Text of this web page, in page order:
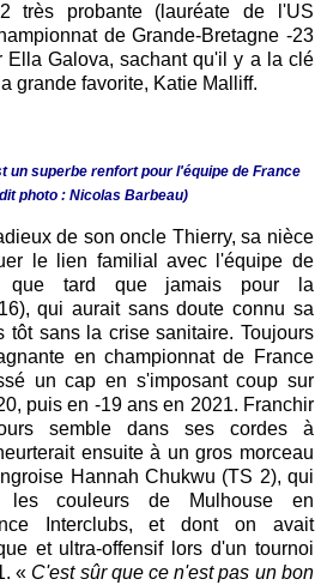
très probante (lauréate de l'US
de Grande-Bretagne -23
Ella Galova, sachant qu'il y a la clé
grande favorite, Katie Malliff.
un superbe renfort pour l'équipe de France
photo : Nicolas Barbeau)
de son oncle Thierry, sa nièce
le lien familial avec l'équipe de
que tard que jamais pour la
qui aurait sans doute connu sa
tôt sans la crise sanitaire. Toujours
en championnat de France
un cap en s'imposant coup sur
puis en -19 ans en 2021. Franchir
semble dans ses cordes à
ensuite à un gros morceau
Hannah Chukwu (TS 2), qui
les couleurs de Mulhouse en
Interclubs, et dont on avait
et ultra-offensif lors d'un tournoi
« C'est sûr que ce n'est pas un bon